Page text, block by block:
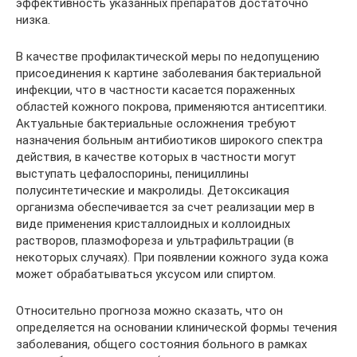
низка.
В качестве профилактической меры по недопущению
присоединения к картине заболевания бактериальной
инфекции, что в частности касается пораженных
областей кожного покрова, применяются антисептики.
Актуальные бактериальные осложнения требуют
назначения больным антибиотиков широкого спектра
действия, в качестве которых в частности могут
выступать цефалоспорины, пенициллины
полусинтетические и макролиды. Детоксикация
организма обеспечивается за счет реализации мер в
виде применения кристаллоидных и коллоидных
растворов, плазмофореза и ультрафильтрации (в
некоторых случаях). При появлении кожного зуда кожа
может обрабатываться уксусом или спиртом.
Относительно прогноза можно сказать, что он
определяется на основании клинической формы течения
заболевания, общего состояния больного в рамках